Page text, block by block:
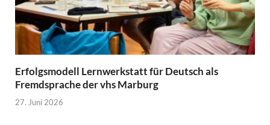
Erfolgsmodell Lernwerkstatt für Deutsch als
Fremdsprache der vhs Marburg
27. Juni 2026